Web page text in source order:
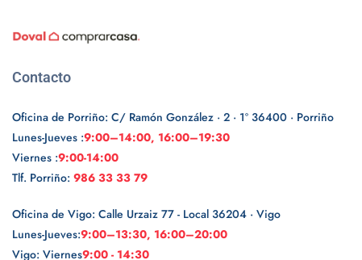
Contacto
Oficina de Porriño: C/ Ramón González · 2 · 1º 36400 · Porriño
Lunes-Jueves :9:00–14:00, 16:00–19:30
Viernes :9:00-14:00
Tlf. Porriño: 986 33 33 79
Oficina de Vigo: Calle Urzaiz 77 - Local 36204 · Vigo
Lunes-Jueves:9:00–13:30, 16:00–20:00
Vigo: Viernes9:00 - 14:30